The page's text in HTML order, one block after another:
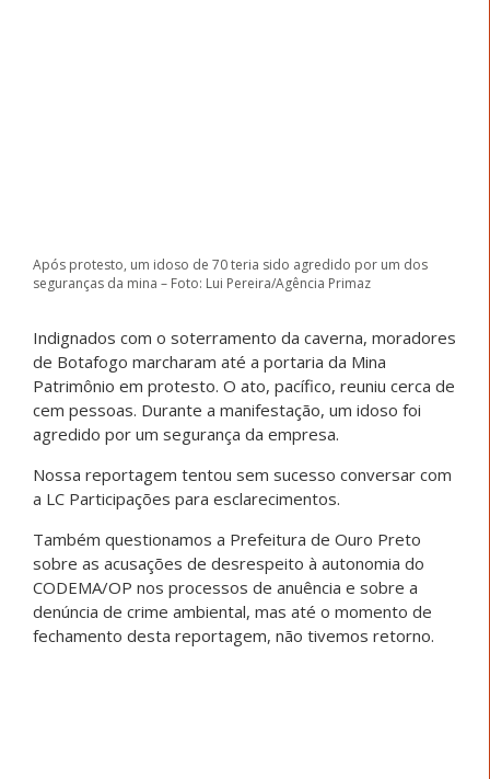
Após protesto, um idoso de 70 teria sido agredido por um dos
seguranças da mina – Foto: Lui Pereira/Agência Primaz
Indignados com o soterramento da caverna, moradores
de Botafogo marcharam até a portaria da Mina
Patrimônio em protesto. O ato, pacífico, reuniu cerca de
cem pessoas. Durante a manifestação, um idoso foi
agredido por um segurança da empresa.
Nossa reportagem tentou sem sucesso conversar com
a LC Participações para esclarecimentos.
Também questionamos a Prefeitura de Ouro Preto
sobre as acusações de desrespeito à autonomia do
CODEMA/OP nos processos de anuência e sobre a
denúncia de crime ambiental, mas até o momento de
fechamento desta reportagem, não tivemos retorno.